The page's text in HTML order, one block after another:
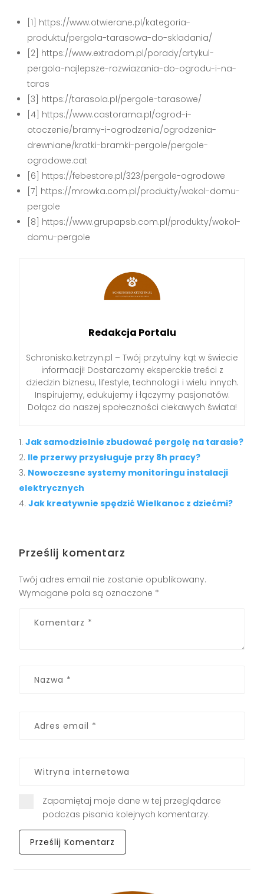
[1] https://www.otwierane.pl/kategoria-
produktu/pergola-tarasowa-do-skladania/
[2] https://www.extradom.pl/porady/artykul-
pergola-najlepsze-rozwiazania-do-ogrodu-i-na-
taras
[3] https://tarasola.pl/pergole-tarasowe/
[4] https://www.castorama.pl/ogrod-i-
otoczenie/bramy-i-ogrodzenia/ogrodzenia-
drewniane/kratki-bramki-pergole/pergole-
ogrodowe.cat
[6] https://febestore.pl/323/pergole-ogrodowe
[7] https://mrowka.com.pl/produkty/wokol-domu-
pergole
[8] https://www.grupapsb.com.pl/produkty/wokol-
domu-pergole
Redakcja Portalu
Schronisko.ketrzyn.pl – Twój przytulny kąt w świecie
informacji! Dostarczamy eksperckie treści z
dziedzin biznesu, lifestyle, technologii i wielu innych.
Inspirujemy, edukujemy i łączymy pasjonatów.
Dołącz do naszej społeczności ciekawych świata!
Jak samodzielnie zbudować pergolę na tarasie?
Ile przerwy przysługuje przy 8h pracy?
Nowoczesne systemy monitoringu instalacji
elektrycznych
Jak kreatywnie spędzić Wielkanoc z dziećmi?
Prześlij komentarz
Twój adres email nie zostanie opublikowany.
Wymagane pola są oznaczone *
Zapamiętaj moje dane w tej przeglądarce
podczas pisania kolejnych komentarzy.